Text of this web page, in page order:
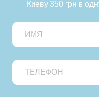
Киеву 350 грн в